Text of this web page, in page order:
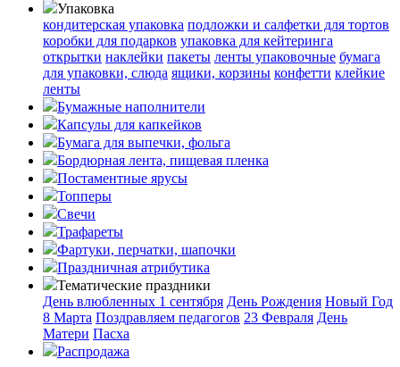
Упаковка
кондитерская упаковка подложки и салфетки для тортов
коробки для подарков упаковка для кейтеринга
открытки наклейки пакеты ленты упаковочные бумага
для упаковки, слюда ящики, корзины конфетти клейкие
ленты
Бумажные наполнители
Капсулы для капкейков
Бумага для выпечки, фольга
Бордюрная лента, пищевая пленка
Постаментные ярусы
Топперы
Свечи
Трафареты
Фартуки, перчатки, шапочки
Праздничная атрибутика
Тематические праздники
День влюбленных 1 сентября День Рождения Новый Год
8 Марта Поздравляем педагогов 23 Февраля День
Матери Пасха
Распродажа